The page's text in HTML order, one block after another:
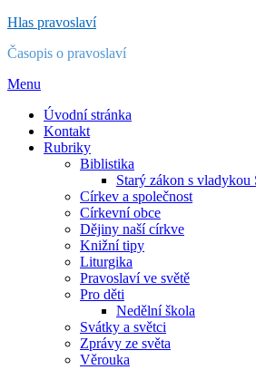
Přejít
obsahu
Hlas pravoslaví
Časopis o pravoslaví
Menu
Úvodní stránka
Kontakt
Rubriky
Biblistika
Starý zákon s vladykou
Církev a společnost
Církevní obce
Dějiny naší církve
Knižní tipy
Liturgika
Pravoslaví ve světě
Pro děti
Nedělní škola
Svátky a světci
Zprávy ze světa
Věrouka